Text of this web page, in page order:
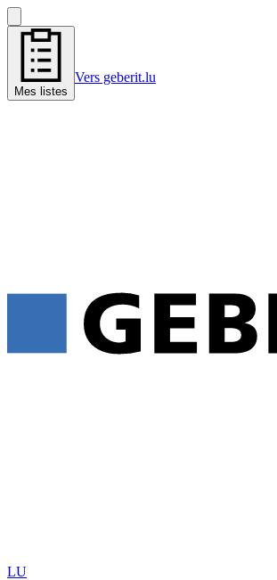
Mes listes
Vers geberit.lu
LU